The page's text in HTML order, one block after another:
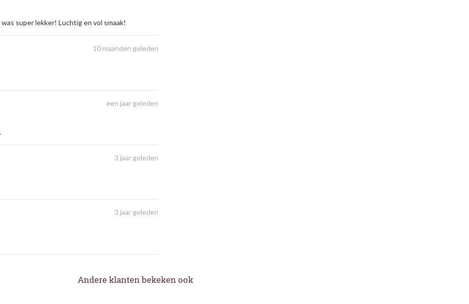
super lekker! Luchtig en vol smaak!
10 maanden geleden
een jaar geleden
3 jaar geleden
3 jaar geleden
Andere klanten bekeken ook